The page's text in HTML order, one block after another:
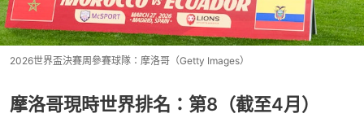
2026世界盃決賽周參賽球隊：摩洛哥（Getty Images）
摩洛哥現時世界排名：第8（截至4月）